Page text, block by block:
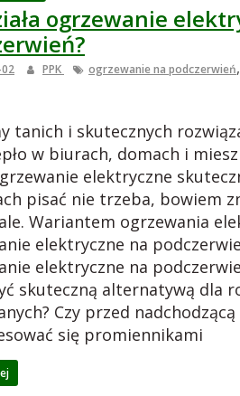
ogrzewanie
PPK ogrzewanie na podczerwień,
tanich i skutecznych
w biurach, domach i
elektryczne
pisać nie trzeba, bowiem
Wariantem ogrzewania
elektryczne na
elektryczne na
skuteczną alternatywą dla
Czy przed
się promiennikami